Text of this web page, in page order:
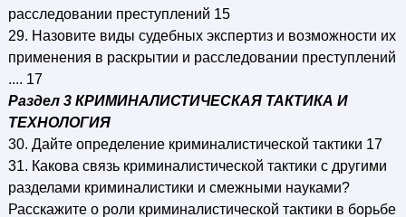
расследовании преступлений 15
29. Назовите виды судебных экспертиз и возможности их
применения в раскрытии и расследовании преступлений
.... 17
Раздел 3 КРИМИНАЛИСТИЧЕСКАЯ ТАКТИКА И
ТЕХНОЛОГИЯ
30. Дайте определение криминалистической тактики 17
31. Какова связь криминалистической тактики с другими
разделами криминалистики и смежными науками?
Расскажите о роли криминалистической тактики в борьбе